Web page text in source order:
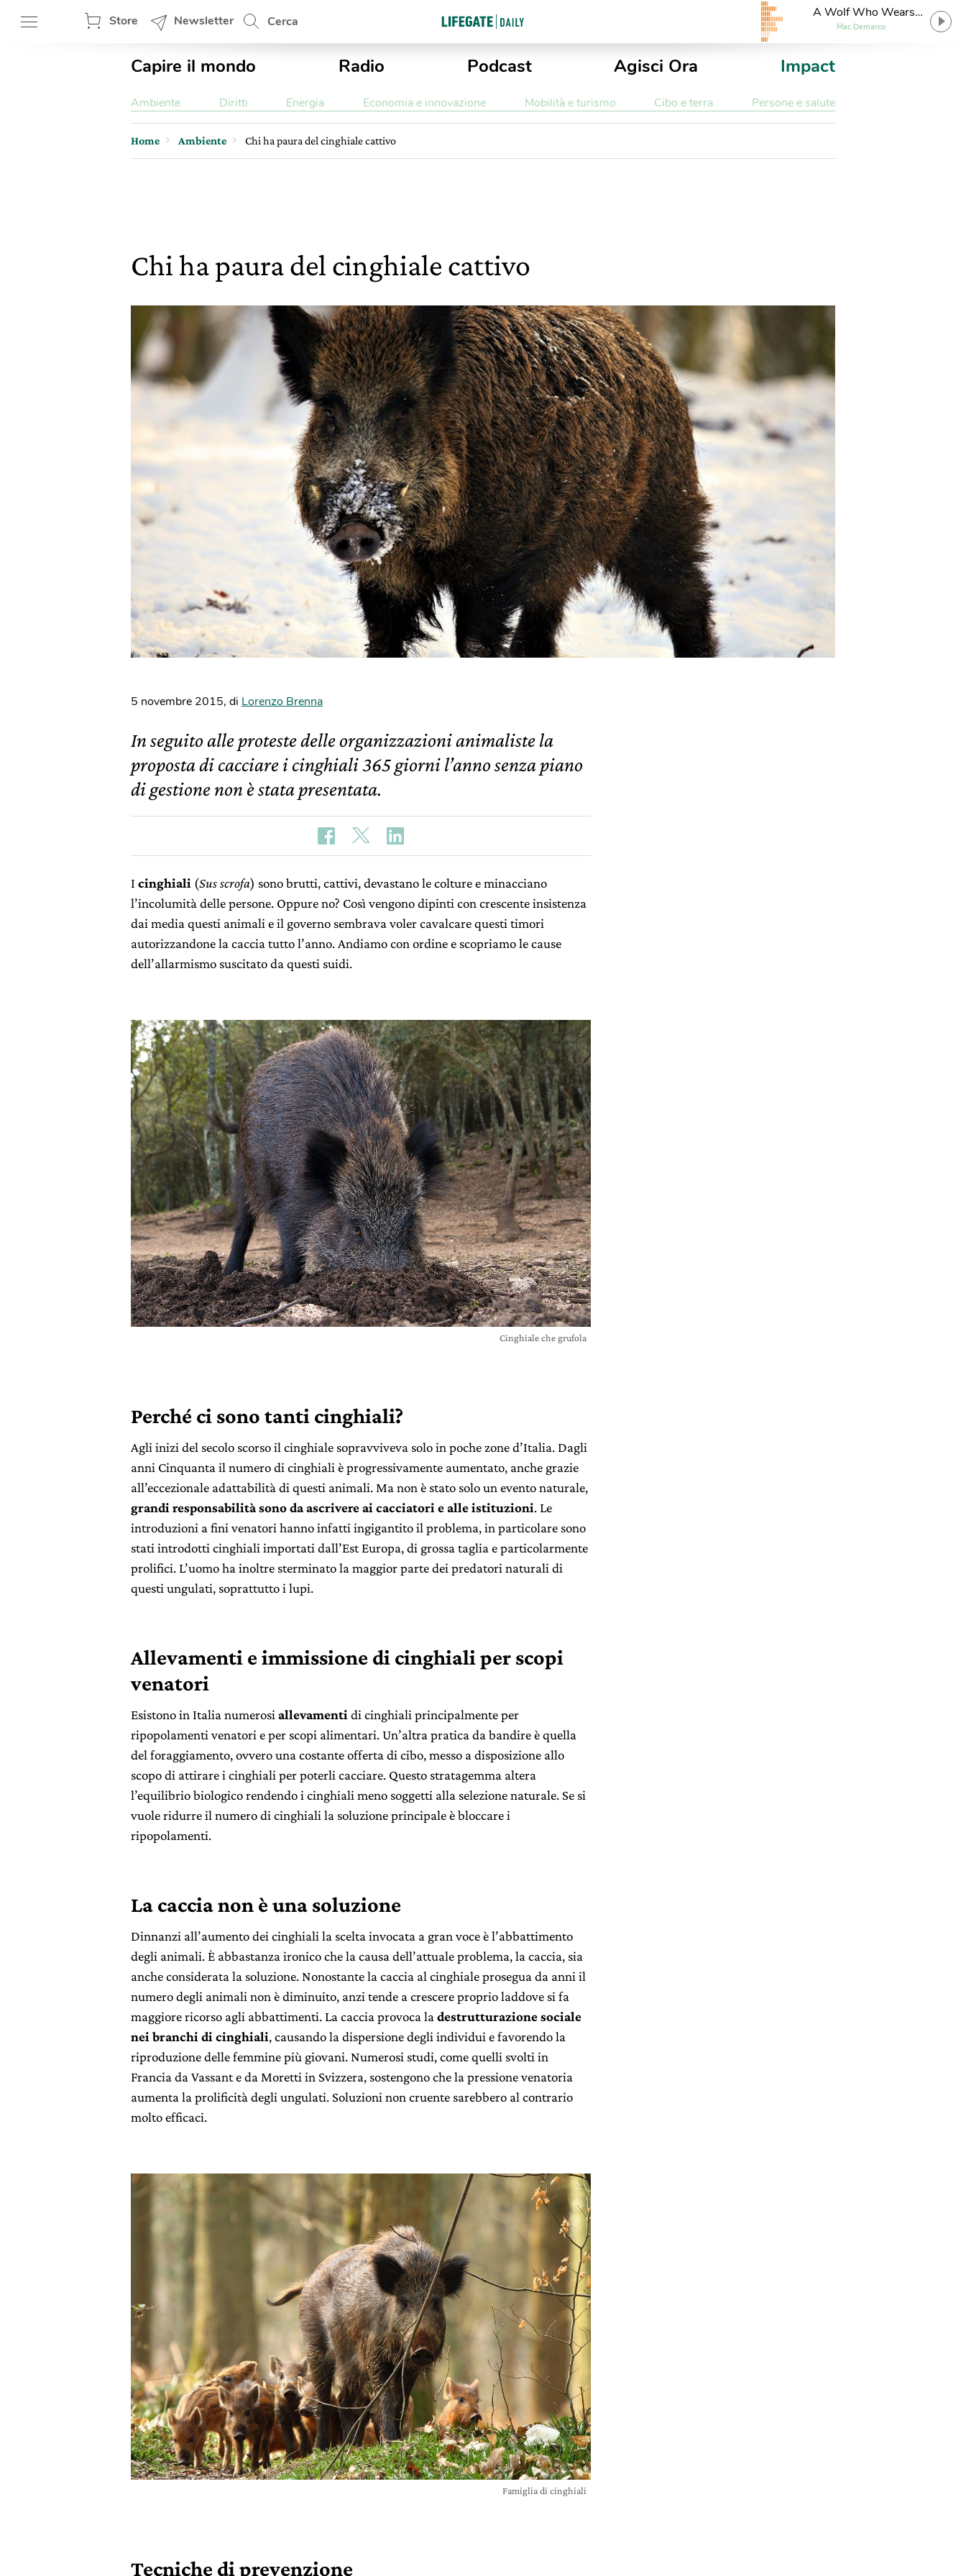
Store Newsletter Cerca
A Wolf Who Wears
Sheeps Clothes
Mac Demarco
Capire il mondo Radio Podcast Agisci Ora Impact
Ambiente Diritti Energia Economia e innovazione Mobilità e turismo Cibo e terra Persone e salute
Home Ambiente Chi ha paura del cinghiale cattivo
Chi ha paura del cinghiale cattivo
5 novembre 2015, di Lorenzo Brenna
In seguito alle proteste delle organizzazioni animaliste la
proposta di cacciare i cinghiali 365 giorni l’anno senza piano
di gestione non è stata presentata.
I cinghiali (Sus scrofa) sono brutti, cattivi, devastano le colture e minacciano
l’incolumità delle persone. Oppure no? Così vengono dipinti con crescente insistenza
dai media questi animali e il governo sembrava voler cavalcare questi timori
autorizzandone la caccia tutto l’anno. Andiamo con ordine e scopriamo le cause
dell’allarmismo suscitato da questi suidi.
Cinghiale che grufola
Perché ci sono tanti cinghiali?
Agli inizi del secolo scorso il cinghiale sopravviveva solo in poche zone d’Italia. Dagli
anni Cinquanta il numero di cinghiali è progressivamente aumentato, anche grazie
all’eccezionale adattabilità di questi animali. Ma non è stato solo un evento naturale,
grandi responsabilità sono da ascrivere ai cacciatori e alle istituzioni. Le
introduzioni a fini venatori hanno infatti ingigantito il problema, in particolare sono
stati introdotti cinghiali importati dall’Est Europa, di grossa taglia e particolarmente
prolifici. L’uomo ha inoltre sterminato la maggior parte dei predatori naturali di
questi ungulati, soprattutto i lupi.
Allevamenti e immissione di cinghiali per scopi
venatori
Esistono in Italia numerosi allevamenti di cinghiali principalmente per
ripopolamenti venatori e per scopi alimentari. Un’altra pratica da bandire è quella
del foraggiamento, ovvero una costante offerta di cibo, messo a disposizione allo
scopo di attirare i cinghiali per poterli cacciare. Questo stratagemma altera
l’equilibrio biologico rendendo i cinghiali meno soggetti alla selezione naturale. Se si
vuole ridurre il numero di cinghiali la soluzione principale è bloccare i
ripopolamenti.
La caccia non è una soluzione
Dinnanzi all’aumento dei cinghiali la scelta invocata a gran voce è l’abbattimento
degli animali. È abbastanza ironico che la causa dell’attuale problema, la caccia, sia
anche considerata la soluzione. Nonostante la caccia al cinghiale prosegua da anni il
numero degli animali non è diminuito, anzi tende a crescere proprio laddove si fa
maggiore ricorso agli abbattimenti. La caccia provoca la destrutturazione sociale
nei branchi di cinghiali, causando la dispersione degli individui e favorendo la
riproduzione delle femmine più giovani. Numerosi studi, come quelli svolti in
Francia da Vassant e da Moretti in Svizzera, sostengono che la pressione venatoria
aumenta la prolificità degli ungulati. Soluzioni non cruente sarebbero al contrario
molto efficaci.
Famiglia di cinghiali
Tecniche di prevenzione